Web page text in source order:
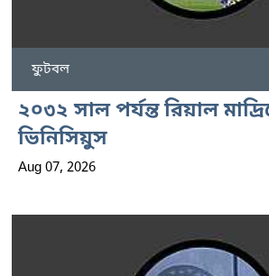
ফুটবল
২০৩২ সাল পর্যন্ত রিয়াল
ভিনিসিয়ুস
Aug 07, 2026